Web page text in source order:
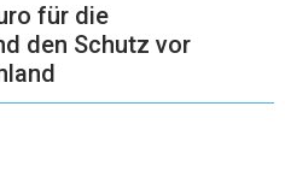
für die
den Schutz vor